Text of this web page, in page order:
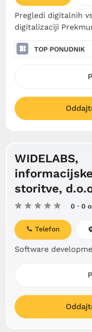
Pregledi digitalnih
digitalizaciji
TOP PONUDNIK
WIDELABS,
storitve,
0 · 0
Software
Telefon